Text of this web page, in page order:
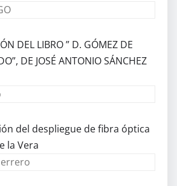
DEL LIBRO ” D. GÓMEZ DE
DE JOSÉ ANTONIO SÁNCHEZ
del despliegue de fibra óptica
la Vera